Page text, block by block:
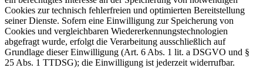
Cookies zur technisch fehlerfreien und optimierten Bereitstellung
seiner Dienste. Sofern eine Einwilligung zur Speicherung von
Cookies und vergleichbaren Wiedererkennungstechnologien
abgefragt wurde, erfolgt die Verarbeitung ausschließlich auf
Grundlage dieser Einwilligung (Art. 6 Abs. 1 lit. a DSGVO und §
25 Abs. 1 TTDSG); die Einwilligung ist jederzeit widerrufbar.